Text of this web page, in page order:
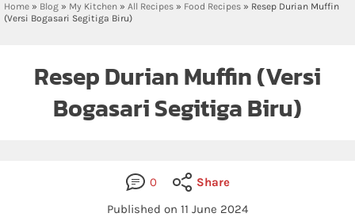
Home » Blog » My Kitchen » All Recipes » Food Recipes » Resep Durian Muffin
(Versi Bogasari Segitiga Biru)
Resep Durian Muffin (Versi
Bogasari Segitiga Biru)
0
Share
Published on 11 June 2024